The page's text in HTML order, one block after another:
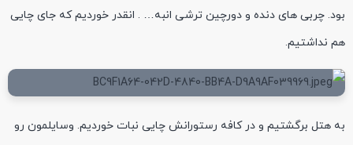
بود. چربی های دنده و دورچین ترشی انبه… . انقدر خوردیم که جای چایی
هم نداشتیم.
به هتل برگشتیم و در کافه رستورانش چایی نبات خوردیم. وسایلمون رو